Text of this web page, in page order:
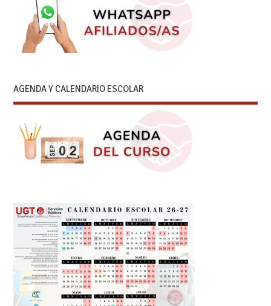
AGENDA Y CALENDARIO ESCOLAR